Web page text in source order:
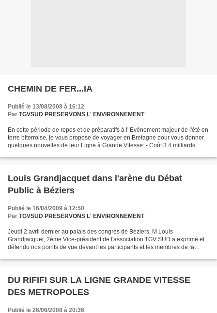
CHEMIN DE FER...IA
Publié le 13/08/2008 à 16:12
Par TGVSUD PRESERVONS L' ENVIRONNEMENT
En cette période de repos et de préparatifs à l' Evènement majeur de l'été en
terre biterroise, je vous propose de voyager en Bretagne pour vous donner
quelques nouvelles de leur Ligne à Grande Vitesse: - Coût 3.4 milliards
Louis Grandjacquet dans l'arène du Débat
Public à Béziers
Publié le 16/04/2009 à 12:50
Par TGVSUD PRESERVONS L' ENVIRONNEMENT
Jeudi 2 avril dernier au palais des congrès de Béziers, M Louis
Grandjacquet, 2ème Vice-président de l'association TGV SUD a exprimé et
défendu nos points de vue devant les participants et les membres de la
DU RIFIFI SUR LA LIGNE GRANDE VITESSE
DES METROPOLES
Publié le 26/06/2008 à 20:36